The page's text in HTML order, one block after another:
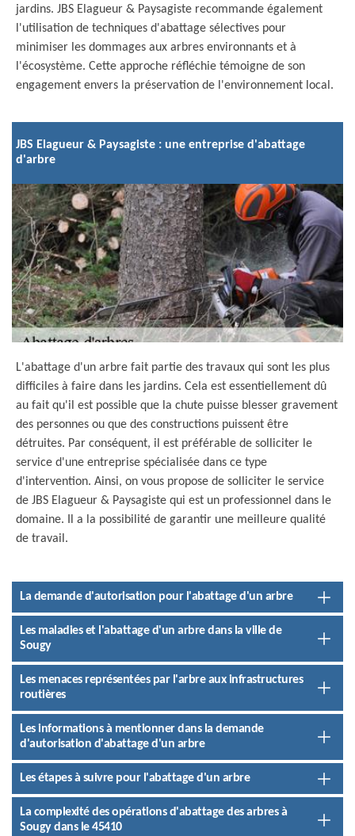
jardins. JBS Elagueur & Paysagiste recommande également
l'utilisation de techniques d'abattage sélectives pour
minimiser les dommages aux arbres environnants et à
l'écosystème. Cette approche réfléchie témoigne de son
engagement envers la préservation de l'environnement local.
JBS Elagueur & Paysagiste : une entreprise d'abattage
d'arbre
L'abattage d'un arbre fait partie des travaux qui sont les plus
difficiles à faire dans les jardins. Cela est essentiellement dû
au fait qu'il est possible que la chute puisse blesser gravement
des personnes ou que des constructions puissent être
détruites. Par conséquent, il est préférable de solliciter le
service d'une entreprise spécialisée dans ce type
d'intervention. Ainsi, on vous propose de solliciter le service
de JBS Elagueur & Paysagiste qui est un professionnel dans le
domaine. Il a la possibilité de garantir une meilleure qualité
de travail.
La demande d'autorisation pour l'abattage d'un arbre
Les maladies et l'abattage d'un arbre dans la ville de
Sougy
Les menaces représentées par l'arbre aux infrastructures
routières
Les informations à mentionner dans la demande
d'autorisation d'abattage d'un arbre
Les étapes à suivre pour l'abattage d'un arbre
La complexité des opérations d'abattage des arbres à
Sougy dans le 45410